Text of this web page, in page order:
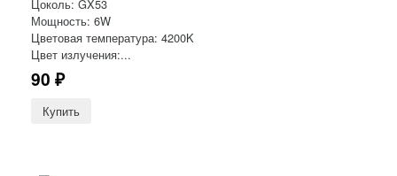
Цоколь: GX53
Мощность: 6W
Цветовая температура: 4200K
Цвет излучения:...
90 ₽